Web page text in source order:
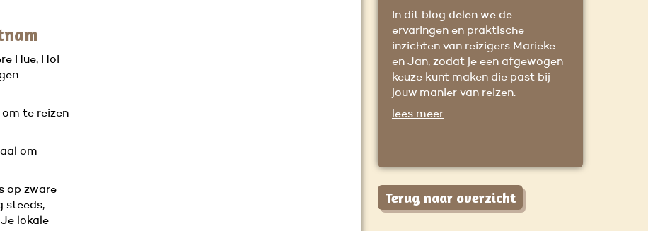
Hue, Hoi
te reizen
om
op zware
steeds,
lokale
In dit blog delen we de
ervaringen en praktische
inzichten van reizigers Marieke
en Jan, zodat je een afgewogen
keuze kunt maken die past bij
jouw manier van reizen.
lees meer
Terug naar overzicht